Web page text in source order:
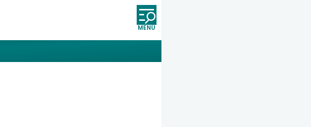
Öffnet und schließt die